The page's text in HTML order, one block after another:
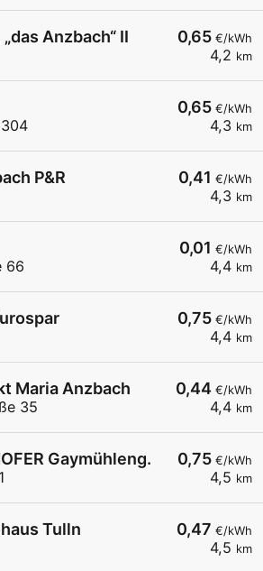
0,65 €/kWh
4,2 km
Anzbach“ II
0,65 €/kWh
4,3 km
0,41 €/kWh
4,3 km
P&R
0,01 €/kWh
4,4 km
66
0,75 €/kWh
4,4 km
0,44 €/kWh
4,4 km
Maria Anzbach
35
0,75 €/kWh
4,5 km
Gaymühleng.
0,47 €/kWh
4,5 km
Tulln